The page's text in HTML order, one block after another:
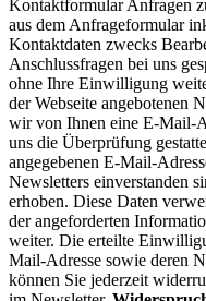
Kontaktformular Anfragen
aus dem Anfrageformular
Kontaktdaten zwecks
Anschlussfragen bei uns
ohne Ihre Einwilligung
der Webseite angebotenen
wir von Ihnen eine E-Mail-
uns die Überprüfung
angegebenen E-Mail-
Newsletters einverstanden
erhoben. Diese Daten
der angeforderten
weiter. Die erteilte
Mail-Adresse sowie deren
können Sie jederzeit